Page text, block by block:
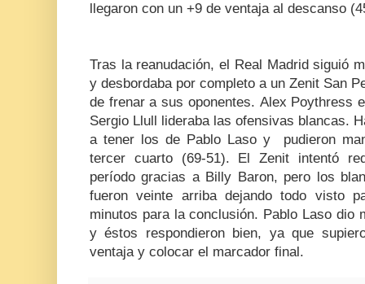
llegaron con un +9 de ventaja al descanso
Tras la reanudación, el Real Madrid siguió
y desbordaba por completo a un Zenit San
de frenar a sus oponentes. Alex Poythress
Sergio Llull lideraba las ofensivas blancas.
a tener los de Pablo Laso y pudieron
tercer cuarto (69-51). El Zenit intentó
período gracias a Billy Baron, pero los
fueron veinte arriba dejando todo visto
minutos para la conclusión. Pablo Laso dio
y éstos respondieron bien, ya que
ventaja y colocar el marcador final.